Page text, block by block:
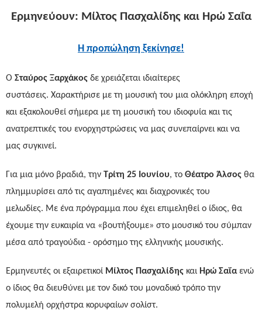
Ερμηνεύουν: Μίλτος Πασχαλίδης και Ηρώ Σαΐα
Η προπώληση ξεκίνησε!
Ο Σταύρος Ξαρχάκος δε χρειάζεται ιδιαίτερες
συστάσεις. Χαρακτήρισε με τη μουσική του μια ολόκληρη εποχή
και εξακολουθεί σήμερα με τη μουσική του ιδιοφυία και τις
ανατρεπτικές του ενορχηστρώσεις να μας συνεπαίρνει και να
μας συγκινεί.
Για μια μόνο βραδιά, την Τρίτη 25 Ιουνίου, το Θέατρο Άλσος θα
πλημμυρίσει από τις αγαπημένες και διαχρονικές του
μελωδίες. Με ένα πρόγραμμα που έχει επιμεληθεί ο ίδιος, θα
έχουμε την ευκαιρία να «βουτήξουμε» στο μουσικό του σύμπαν
μέσα από τραγούδια - ορόσημο της ελληνικής μουσικής.
Ερμηνευτές οι εξαιρετικοί Μίλτος Πασχαλίδης και Ηρώ Σαΐαενώ
ο ίδιος θα διευθύνει με τον δικό του μοναδικό τρόπο την
πολυμελή ορχήστρα κορυφαίων σολίστ.